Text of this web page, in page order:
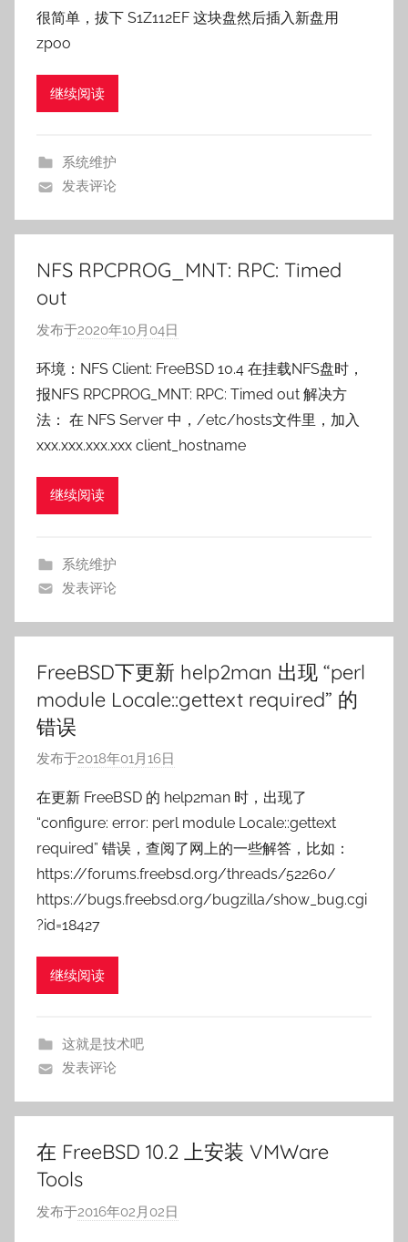
l
很简单，拔下 S1Z112EF 这块盘然后插入新盘用
zpoo
继续阅读
系统维护
发表评论
NFS RPCPROG_MNT: RPC: Timed
out
发布于2020年10月04日
:
o
s
n
环境：NFS Client: FreeBSD 10.4 在挂载NFS盘时，
报NFS RPCPROG_MNT: RPC: Timed out 解决方
法： 在 NFS Server 中，/etc/hosts文件里，加入
xxx.xxx.xxx.xxx client_hostname
继续阅读
系统维护
发表评论
FreeBSD下更新 help2man 出现 “perl
module Locale::gettext required” 的
错误
发布于2018年01月16日
:
o
s
n
a
在更新 FreeBSD 的 help2man 时，出现了
“configure: error: perl module Locale::gettext
required” 错误，查阅了网上的一些解答，比如：
https://forums.freebsd.org/threads/52260/
https://bugs.freebsd.org/bugzilla/show_bug.cgi
?id=18427
继续阅读
这就是技术吧
发表评论
在 FreeBSD 10.2 上安装 VMWare
Tools
发布于2016年02月02日